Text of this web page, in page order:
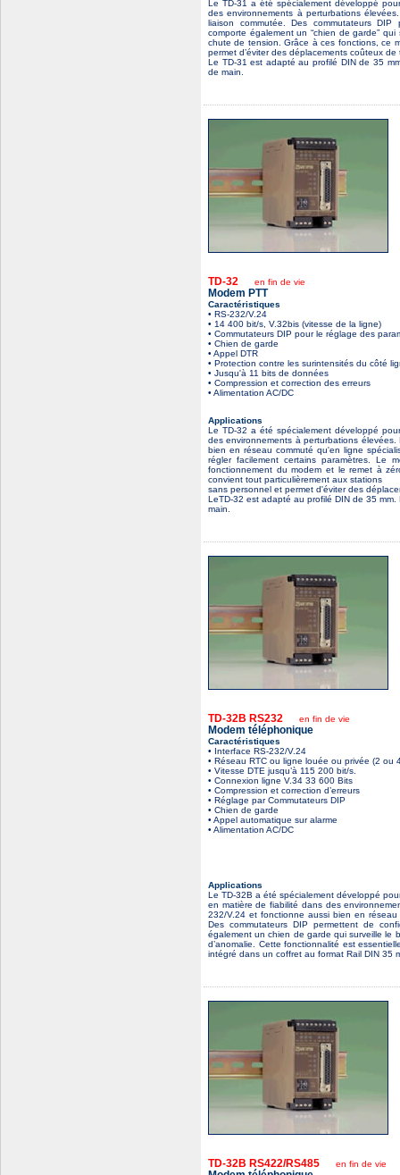
Le TD-31 a été spécialement développé
des environnements à perturbations
liaison commutée. Des commutateurs
comporte également un “chien de garde”
chute de tension. Grâce à ces fonctions, ce
permet d’éviter des déplacements coûteux de
Le TD-31 est adapté au profilé DIN de 35
de main.
TD-32 en fin de vie
Modem PTT
Caractéristiques
• RS-232/V.24
• 14 400 bit/s, V.32bis (vitesse de la ligne)
• Commutateurs DIP pour le réglage des
• Chien de garde
• Appel DTR
• Protection contre les surintensités du côté
• Jusqu'à 11 bits de données
• Compression et correction des erreurs
• Alimentation AC/DC
Applications
Le TD-32 a été spécialement développé
des environnements à perturbations
bien en réseau commuté qu'en ligne
régler facilement certains paramètres. Le
fonctionnement du modem et le remet à
convient tout particulièrement aux stations
sans personnel et permet d'éviter des
LeTD-32 est adapté au profilé DIN de 35
main.
TD-32B RS232 en fin de vie
Modem téléphonique
Caractéristiques
• Interface RS-232/V.24
• Réseau RTC ou ligne louée ou privée (2 ou
• Vitesse DTE jusqu’à 115 200 bit/s.
• Connexion ligne V.34 33 600 Bits
• Compression et correction d’erreurs
• Réglage par Commutateurs DIP
• Chien de garde
• Appel automatique sur alarme
• Alimentation AC/DC
Applications
Le TD-32B a été spécialement développé
en matière de fiabilité dans des
232/V.24 et fonctionne aussi bien en
Des commutateurs DIP permettent de
également un chien de garde qui surveille le
d’anomalie. Cette fonctionnalité est
intégré dans un coffret au format Rail DIN 35
TD-32B RS422/RS485 en fin de vie